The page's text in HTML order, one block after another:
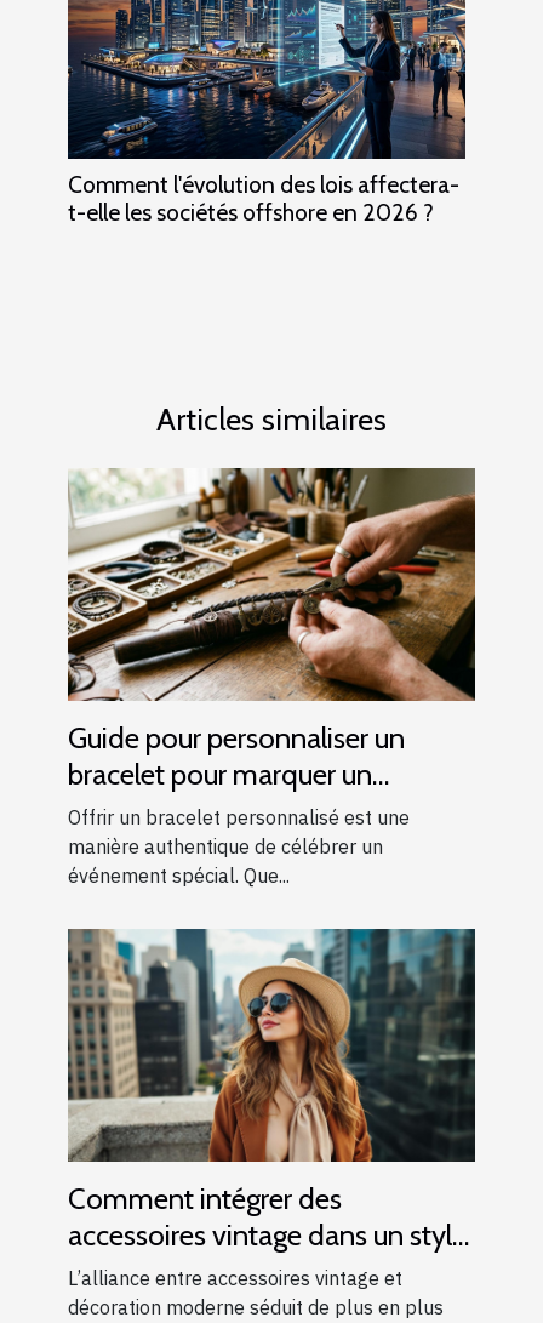
Comment l'évolution des lois affectera-
t-elle les sociétés offshore en 2026 ?
Articles similaires
Guide pour personnaliser un
bracelet pour marquer un
événement spécial
Offrir un bracelet personnalisé est une
manière authentique de célébrer un
événement spécial. Que...
Comment intégrer des
accessoires vintage dans un style
moderne ?
L’alliance entre accessoires vintage et
décoration moderne séduit de plus en plus